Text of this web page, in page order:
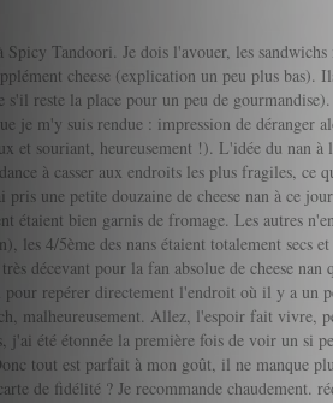
Spicy Tandoori. Je dois l'avouer, les
cheese (explication un peu plus
s'il reste la place pour un peu de
je m'y suis rendue : impression de
et souriant, heureusement !). L'idée du nan
à casser aux endroits les plus fragiles,
pris une petite douzaine de cheese nan à ce
étaient bien garnis de fromage. Les autres
les 4/5ème des nans étaient totalement
très décevant pour la fan absolue de cheese
pour repérer directement l'endroit où il y a
malheureusement. Allez, l'espoir fait vivre,
j'ai été étonnée la première fois de voir un si
tout est parfait à mon goût, il ne manque
de fidélité ? Je recommande chaudement.